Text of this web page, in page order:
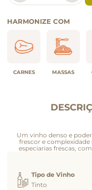
HARMONIZE COM
CARNES MASSAS
Um vinho denso e
frescor e
especiarias frescas,
Tipo de Vinho
Tinto